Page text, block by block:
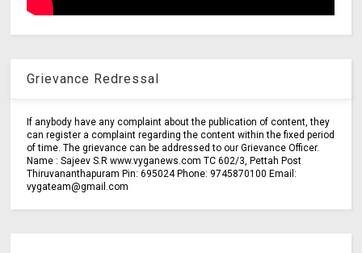
Grievance Redressal
If anybody have any complaint about the publication of content, they
can register a complaint regarding the content within the fixed period
of time. The grievance can be addressed to our Grievance Officer.
Name : Sajeev S.R www.vyganews.com TC 602/3, Pettah Post
Thiruvananthapuram Pin: 695024 Phone: 9745870100 Email:
vygateam@gmail.com